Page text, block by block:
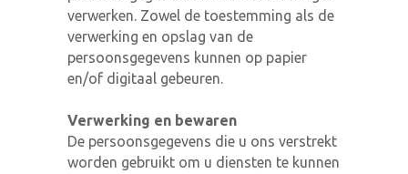
verwerken. Zowel de toestemming als de
verwerking en opslag van de
persoonsgegevens kunnen op papier
en/of digitaal gebeuren.
Verwerking en bewaren
De persoonsgegevens die u ons verstrekt
worden gebruikt om u diensten te kunnen